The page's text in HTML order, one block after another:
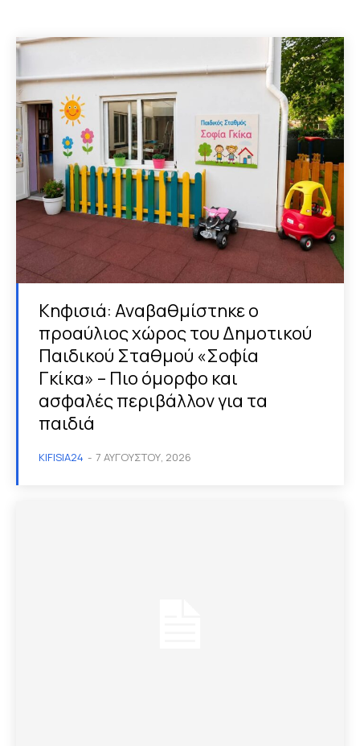
Κηφισιά: Αναβαθμίστηκε ο
προαύλιος χώρος του Δημοτικού
Παιδικού Σταθμού «Σοφία
Γκίκα» – Πιο όμορφο και
ασφαλές περιβάλλον για τα
παιδιά
KIFISIA24 - 7 ΑΥΓΟΎΣΤΟΥ, 2026